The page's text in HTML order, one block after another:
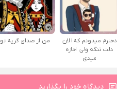
دخترم میدونم که الان
دلت تنگه ولی اجازه
میدی
من از صدای گريه تو
دیدگاه خود را بگذارید